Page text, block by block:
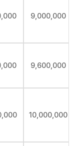
9,000,000
9,600,000
10,000,000